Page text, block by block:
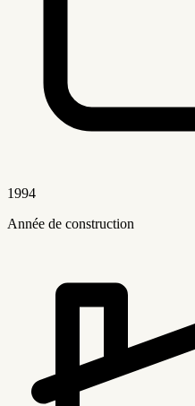
1994
Année de construction